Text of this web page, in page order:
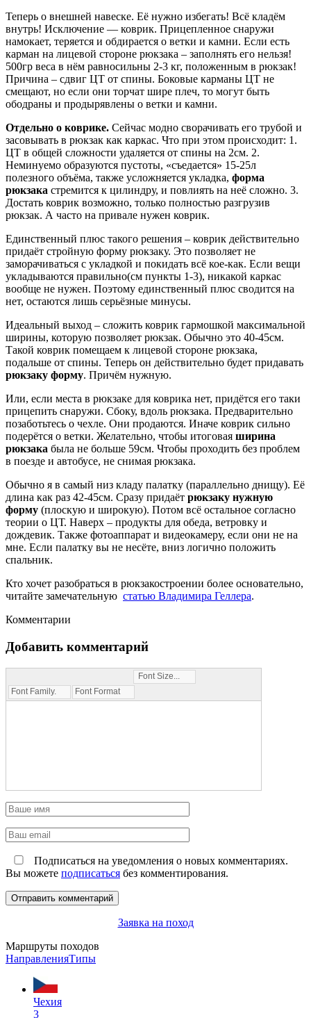
Теперь о внешней навеске. Её нужно избегать! Всё кладём
внутрь! Исключение — коврик. Прицепленное снаружи
намокает, теряется и обдирается о ветки и камни. Если есть
карман на лицевой стороне рюкзака – заполнять его нельзя!
500гр веса в нём равносильны 2-3 кг, положенным в рюкзак!
Причина – сдвиг ЦТ от спины. Боковые карманы ЦТ не
смещают, но если они торчат шире плеч, то могут быть
ободраны и продырявлены о ветки и камни.
Отдельно о коврике. Сейчас модно сворачивать его трубой и
засовывать в рюкзак как каркас. Что при этом происходит: 1.
ЦТ в общей сложности удаляется от спины на 2см. 2.
Неминуемо образуются пустоты, «съедается» 15-25л
полезного объёма, также усложняется укладка, форма
рюкзака стремится к цилиндру, и повлиять на неё сложно. 3.
Достать коврик возможно, только полностью разгрузив
рюкзак. А часто на привале нужен коврик.
Единственный плюс такого решения – коврик действительно
придаёт стройную форму рюкзаку. Это позволяет не
заморачиваться с укладкой и покидать всё кое-как. Если вещи
укладываются правильно(см пункты 1-3), никакой каркас
вообще не нужен. Поэтому единственный плюс сводится на
нет, остаются лишь серьёзные минусы.
Идеальный выход – сложить коврик гармошкой максимальной
ширины, которую позволяет рюкзак. Обычно это 40-45см.
Такой коврик помещаем к лицевой стороне рюкзака,
подальше от спины. Теперь он действительно будет придавать
рюкзаку форму. Причём нужную.
Или, если места в рюкзаке для коврика нет, придётся его таки
прицепить снаружи. Сбоку, вдоль рюкзака. Предварительно
позаботьтесь о чехле. Они продаются. Иначе коврик сильно
подерётся о ветки. Желательно, чтобы итоговая ширина
рюкзака была не больше 59см. Чтобы проходить без проблем
в поезде и автобусе, не снимая рюкзака.
Обычно я в самый низ кладу палатку (параллельно днищу). Её
длина как раз 42-45см. Сразу придаёт рюкзаку нужную
форму (плоскую и широкую). Потом всё остальное согласно
теории о ЦТ. Наверх – продукты для обеда, ветровку и
дождевик. Также фотоаппарат и видеокамеру, если они не на
мне. Если палатку вы не несёте, вниз логично положить
спальник.
Кто хочет разобраться в рюкзакостроении более основательно,
читайте замечательную статью Владимира Геллера.
Комментарии
Добавить комментарий
Font Size...
Font Family...
Font Format...
Подписаться на уведомления о новых комментариях.
Вы можете подписаться без комментирования.
Заявка на поход
Маршруты походов
НаправленияТипы
Чехия
3